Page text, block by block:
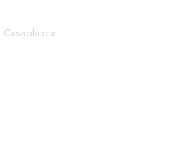
Casablanca